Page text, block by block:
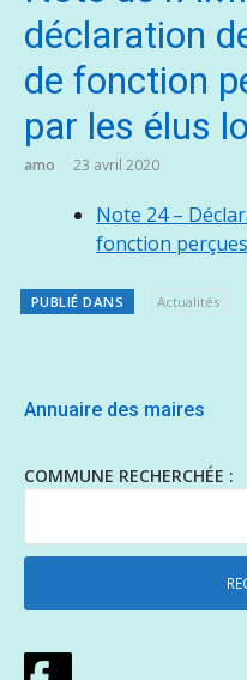
déclaration
de fonction
par les élus
amo 23 avril 2020
Note 24 –
fonction
PUBLIÉ DANS Actualités
Annuaire des maires
COMMUNE RECHERCHÉE :